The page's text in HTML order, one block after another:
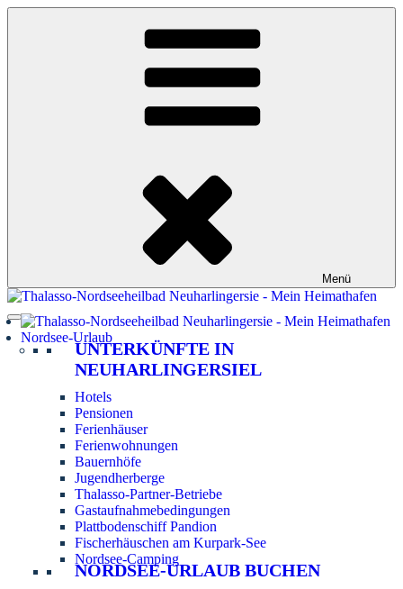
Zum
Menü
Nordsee-Urlaub
UNTERKÜNFTE IN
NEUHARLINGERSIEL
Hotels
Pensionen
Ferienhäuser
Ferienwohnungen
Bauernhöfe
Jugendherberge
Thalasso-Partner-Betriebe
Gastaufnahmebedingungen
Plattbodenschiff Pandion
Fischerhäuschen am Kurpark-See
Nordsee-Camping
NORDSEE-URLAUB BUCHEN